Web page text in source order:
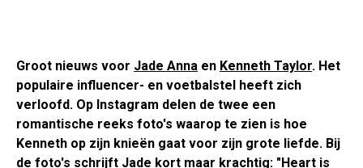
Groot nieuws voor Jade Anna en Kenneth Taylor. Het
populaire influencer- en voetbalstel heeft zich
verloofd. Op Instagram delen de twee een
romantische reeks foto's waarop te zien is hoe
Kenneth op zijn knieën gaat voor zijn grote liefde. Bij
de foto's schrijft Jade kort maar krachtig: "Heart is